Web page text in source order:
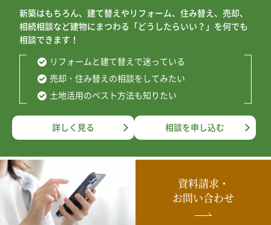
新築はもちろん、建て替えやリフォーム、住み替え、売却、
相続相談など建物にまつわる「どうしたらいい？」を何でも
相談できます！
リフォームと建て替えで迷っている
売却・住み替えの相談をしてみたい
土地活用のベスト方法も知りたい
詳しく見る 相談を申し込む
資料請求・
お問い合わせ